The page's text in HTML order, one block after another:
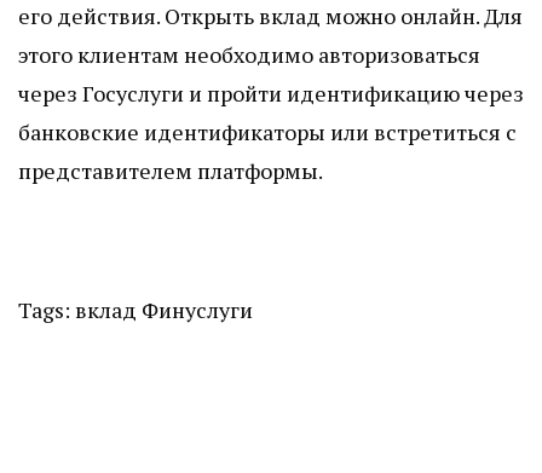
его действия. Открыть вклад можно онлайн. Для
этого клиентам необходимо авторизоваться
через Госуслуги и пройти идентификацию через
банковские идентификаторы или встретиться с
представителем платформы.
Tags: вклад Финуслуги